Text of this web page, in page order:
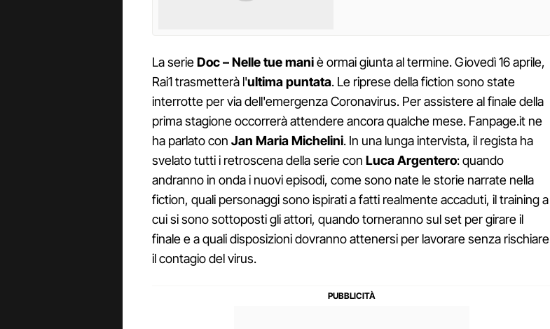
La serieDoc – Nelle tue maniè ormai giunta al termine. Giovedì 16 aprile,
Rai1 trasmetterà l'ultima puntata. Le riprese della fiction sono state
interrotte per via dell'emergenza Coronavirus. Per assistere al finale della
prima stagione occorrerà attendere ancora qualche mese. Fanpage.it ne
ha parlato con Jan Maria Michelini. In una lunga intervista, il regista ha
svelato tutti i retroscena della serie con Luca Argentero: quando
andranno in onda i nuovi episodi, come sono nate le storie narrate nella
fiction, quali personaggi sono ispirati a fatti realmente accaduti, il training a
cui si sono sottoposti gli attori, quando torneranno sul set per girare il
finale e a quali disposizioni dovranno attenersi per lavorare senza rischiare
il contagio del virus.